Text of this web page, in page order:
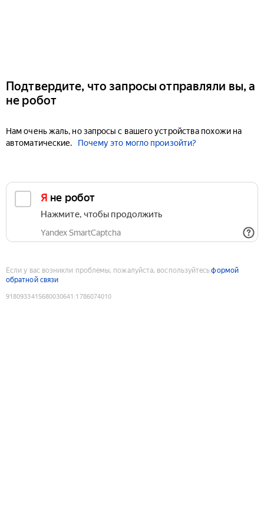
Подтвердите, что запросы отправляли вы, а
не робот
Нам очень жаль, но запросы с вашего устройства похожи на
автоматические.
Почему это могло произойти?
Я не робот
Нажмите, чтобы продолжить
Yandex SmartCaptcha
Если у вас возникли проблемы, пожалуйста, воспользуйтесьформой
обратной связи
9180933415680030641 :1786074010